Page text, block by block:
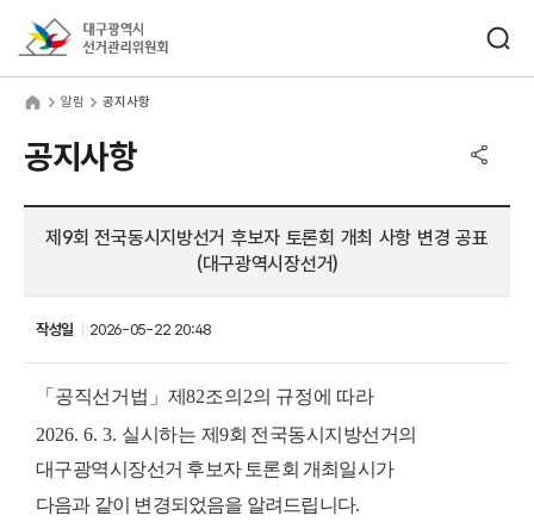
알림 공지사항
공지사항
제9회 전국동시지방선거 후보자 토론회 개최 사항 변경 공표
(대구광역시장선거)
작성일 2026-05-22 20:48
「 공직선거법 」 제82조의 2의 규정에 따라
2026. 6. 3. 실시하는 제9회 전국동시지방선거의
대구광역시장선거 후보자 토론회 개최일시가
다음과 같이 변경되었음을 알려드립니다.